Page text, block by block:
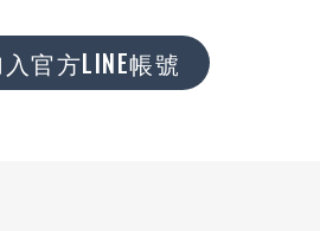
官方LINE帳號